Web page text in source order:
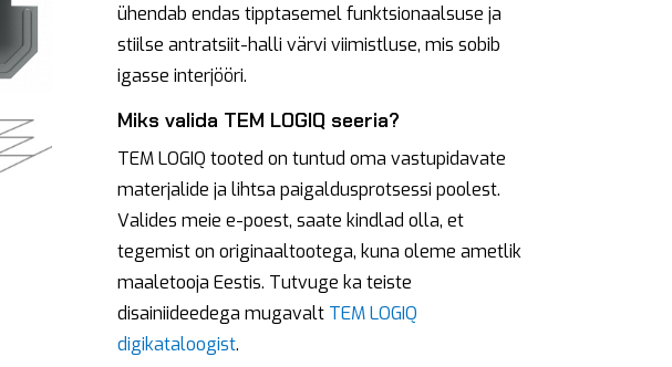
ühendab endas tipptasemel funktsionaalsuse ja
stiilse antratsiit-halli värvi viimistluse, mis sobib
igasse interjööri.
Miks valida TEM LOGIQ seeria?
TEM LOGIQ tooted on tuntud oma vastupidavate
materjalide ja lihtsa paigaldusprotsessi poolest.
Valides meie e-poest, saate kindlad olla, et
tegemist on originaaltootega, kuna oleme ametlik
maaletooja Eestis. Tutvuge ka teiste
disainiideedega mugavalt TEM LOGIQ
digikataloogist.